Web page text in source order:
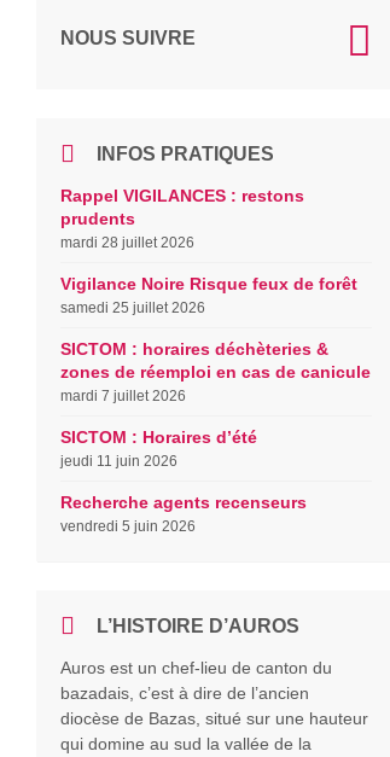
NOUS SUIVRE
INFOS PRATIQUES
Rappel VIGILANCES : restons
prudents
mardi 28 juillet 2026
Vigilance Noire Risque feux de forêt
samedi 25 juillet 2026
SICTOM : horaires déchèteries &
zones de réemploi en cas de canicule
mardi 7 juillet 2026
SICTOM : Horaires d’été
jeudi 11 juin 2026
Recherche agents recenseurs
vendredi 5 juin 2026
L’HISTOIRE D’AUROS
Auros est un chef-lieu de canton du
bazadais, c’est à dire de l’ancien
diocèse de Bazas, situé sur une hauteur
qui domine au sud la vallée de la